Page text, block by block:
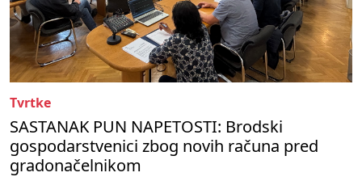
Tvrtke
SASTANAK PUN NAPETOSTI: Brodski
gospodarstvenici zbog novih računa pred
gradonačelnikom